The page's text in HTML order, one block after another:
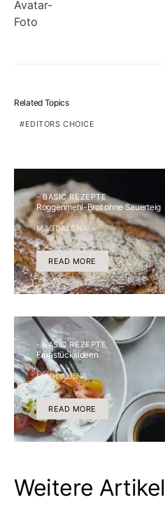
Related Topics
EDITORS CHOICE
- BASIC REZEPTE
Roggenmehl-Brot ohne Sauerteig
MAGDALENA
READ MORE
- BASIC REZEPTE
Frühstücksideen
MAGDALENA
READ MORE
Weitere Artikel